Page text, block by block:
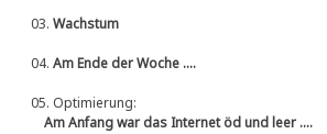
03.Wachstum
04.Am Ende der Woche ....
05. Optimierung:
Am Anfang war das Internet öd und leer ....